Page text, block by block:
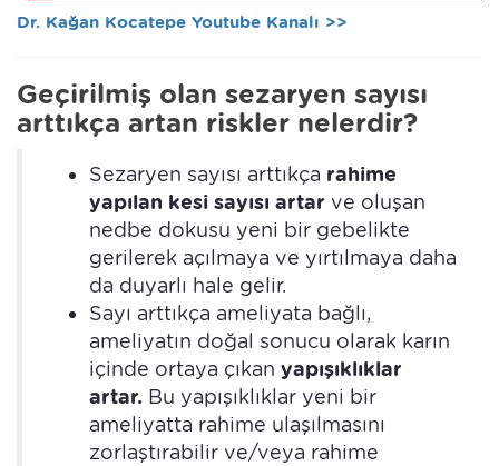
Dr. Kağan Kocatepe Youtube Kanalı >>
Geçirilmiş olan sezaryen sayısı
arttıkça artan riskler nelerdir?
Sezaryen sayısı arttıkça rahime
yapılan kesi sayısı artar ve oluşan
nedbe dokusu yeni bir gebelikte
gerilerek açılmaya ve yırtılmaya daha
da duyarlı hale gelir.
Sayı arttıkça ameliyata bağlı,
ameliyatın doğal sonucu olarak karın
içinde ortaya çıkan yapışıklıklar
artar. Bu yapışıklıklar yeni bir
ameliyatta rahime ulaşılmasını
zorlaştırabilir ve/veya rahime